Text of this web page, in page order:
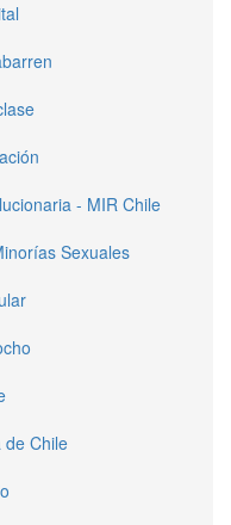
- MIR Chile
Sexuales
de Chile